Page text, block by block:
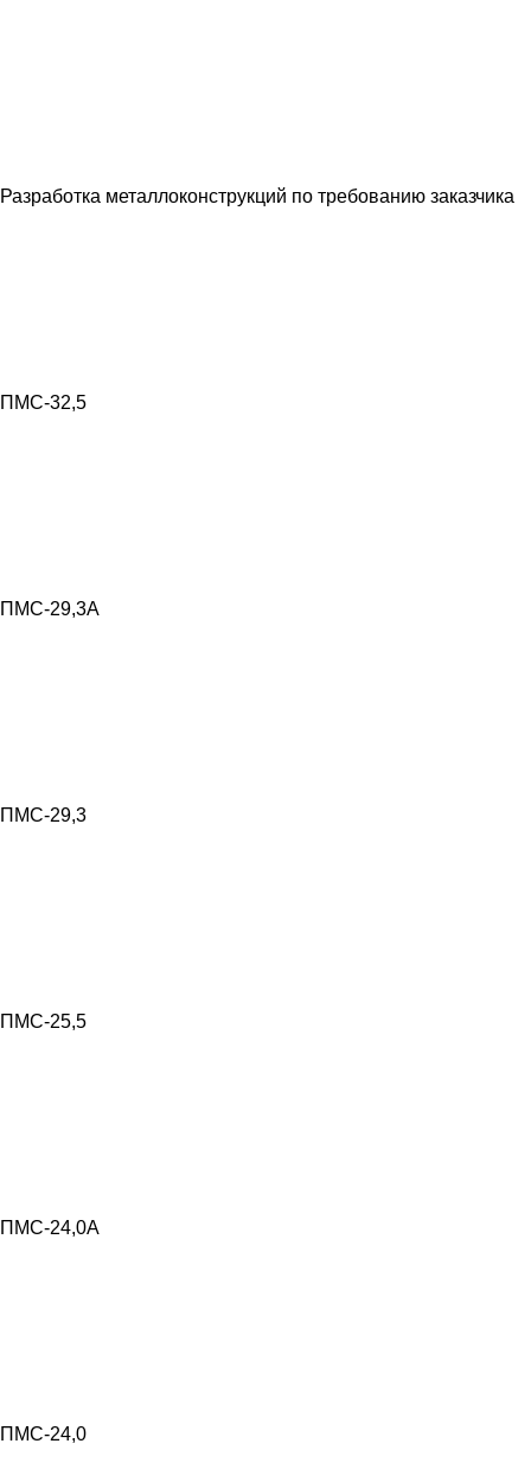
Разработка металлоконструкций по требованию заказчика
ПМС-32,5
ПМС-29,3А
ПМС-29,3
ПМС-25,5
ПМС-24,0А
ПМС-24,0